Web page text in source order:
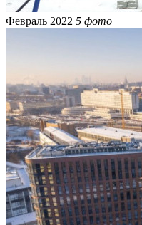
Февраль 2022 5 фото